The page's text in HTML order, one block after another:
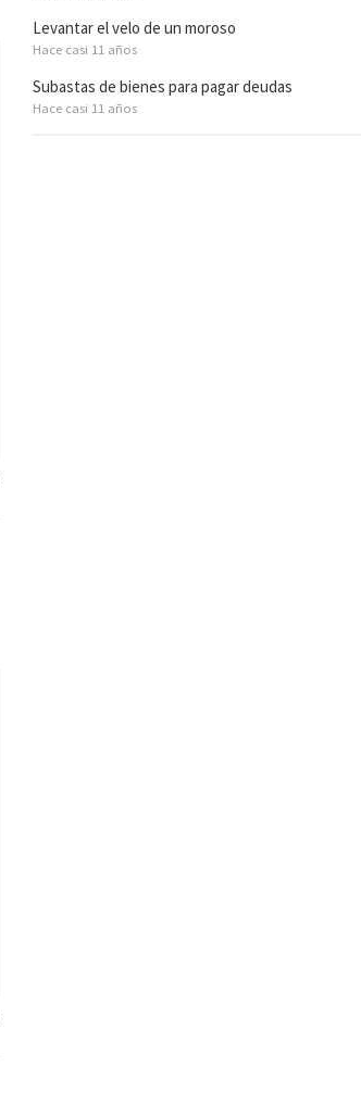
Levantar el velo de un moroso
Hace casi 11 años
Subastas de bienes para pagar deudas
Hace casi 11 años